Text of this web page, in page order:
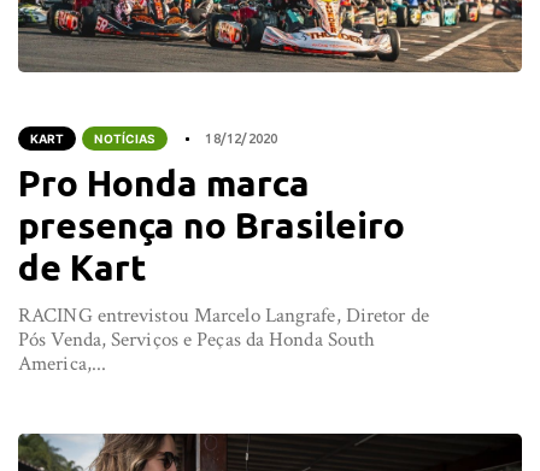
KART NOTÍCIAS 18/12/2020
Pro Honda marca
presença no Brasileiro
de Kart
RACING entrevistou Marcelo Langrafe, Diretor de
Pós Venda, Serviços e Peças da Honda South
America,...